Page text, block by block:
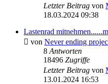
Letzter Beitrag von
18.03.2024 09:38
Lastenrad
von Never ending
8 Antworten
18496 Zugriffe
Letzter Beitrag von
13.01.2024 16:53